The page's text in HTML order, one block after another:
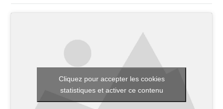
Concours scolaires
Conférences, tables rondes
Critique d’ouvrages publiés
Culture
Cliquez pour accepter les cookies
statistiques et activer ce contenu